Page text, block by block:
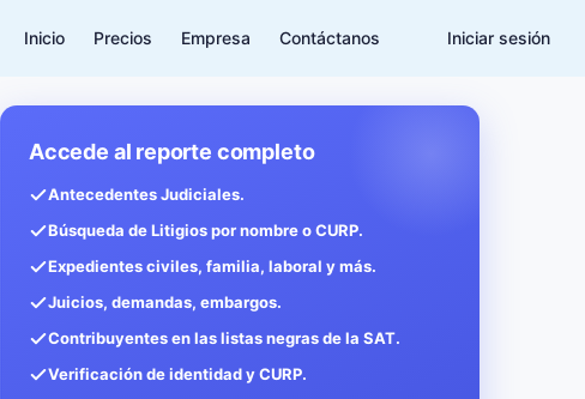
Inicio Precios Empresa Contáctanos Iniciar sesión
Accede al reporte completo
Antecedentes Judiciales.
Búsqueda de Litigios por nombre o CURP.
Expedientes civiles, familia, laboral y más.
Juicios, demandas, embargos.
Contribuyentes en las listas negras de la SAT.
Verificación de identidad y CURP.